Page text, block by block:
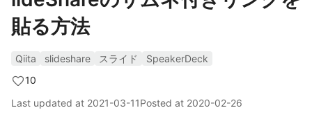
貼る方法
Qiita slideshare スライド
SpeakerDeck
10
Last updated at 2021-03-11Posted at 2020-02-26